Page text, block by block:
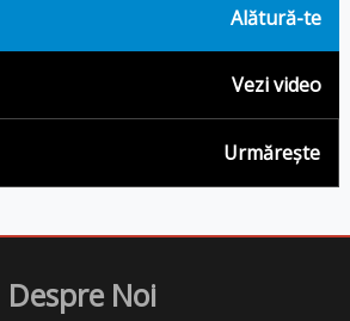
Alătură-te
Vezi video
Urmărește
Despre Noi